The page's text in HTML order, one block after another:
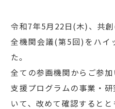
令和7年5月22日(木)、共
全機関会議(第5回)をハイ
た。
全ての参画機関からご参
支援プログラムの事業・
いて、改めて確認すると